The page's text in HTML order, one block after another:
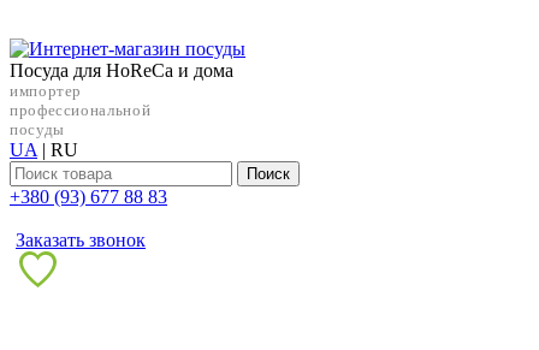
Посуда для HoReCa и дома
импортер
профессиональной
посуды
UA | RU
Поиск
+38‎0 (93) 677 88 83
Заказать звонок